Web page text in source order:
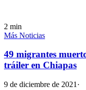
2 min
Más Noticias
49 migrantes
tráiler en Chiapas
9 de diciembre de 2021 ·